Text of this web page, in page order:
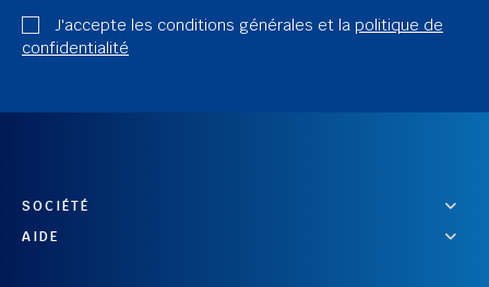
J'accepte les conditions générales et la politique de
confidentialité
SOCIÉTÉ
AIDE